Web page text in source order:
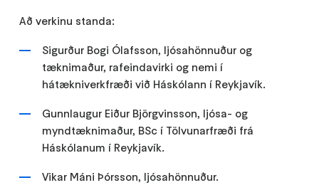
Að verkinu standa:
Sigurður Bogi Ólafsson, ljósahönnuður og
tæknimaður, rafeindavirki og nemi í
hátækniverkfræði við Háskólann í Reykjavík.
Gunnlaugur Eiður Björgvinsson, ljósa- og
myndtæknimaður, BSc í Tölvunarfræði frá
Háskólanum í Reykjavík.
Vikar Máni Þórsson, ljósahönnuður.